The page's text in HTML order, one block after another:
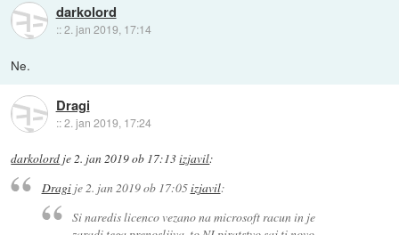
darkolord
::2. jan 2019, 17:14
Ne.
Dragi
::2. jan 2019, 17:24
darkolord je2. jan 2019 ob 17:13izjavil:
Dragije2. jan 2019 ob 17:05izjavil:
Si naredis licenco vezano na microsoft racun in je